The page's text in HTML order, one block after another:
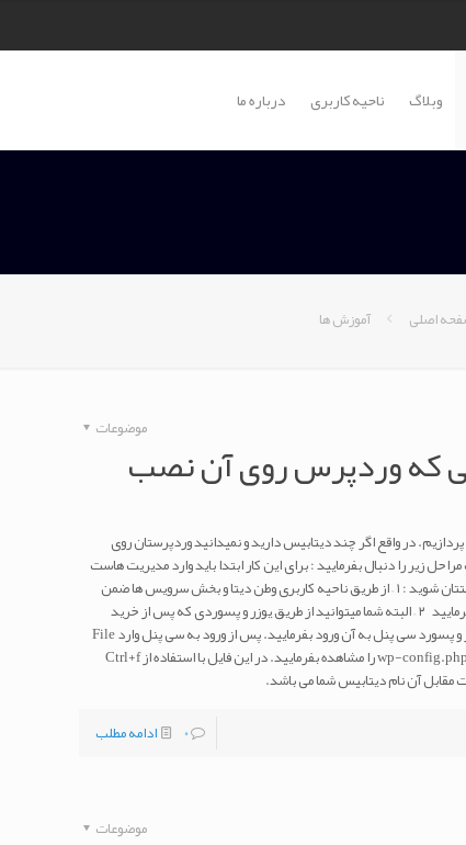
وبلاگ ناحیه کاربری درباره ما
اصلی آموزش ها
موضوعات
که وردپرس روی آن نصب
در واقع اگر چند دیتابیس دارید و نمیدانید وردپرستان روی
را دنبال بفرمایید : برای این کار ابتدا باید وارد مدیریت هاست
خریداری شده شوید. شما میتوانید از دو طریق وارد هاستتان شوید : ۱ – از طریق ناحیه کاربری وطن دیتا و بخش سرویس ها ضمن
انتخاب سرویس مورد نظر روی ورود یه cPanel کلیک بفرمایید ۲ – البته شما میتوانید از طریق یوزر و پسوردی که پس از خرید
سرویس به شما ایمیل شده است بطور مستقیم و با یوزر و پسورد سی پنل به آن ورود بفرمایید. پس از ورود به سی پنل وارد File
Manager شده و در پوشه public_html یا www فایل wp-config.php را مشاهده بفرمایید. در این فایل با استفاده از Ctrl+f
0
ادامه مطلب
موضوعات